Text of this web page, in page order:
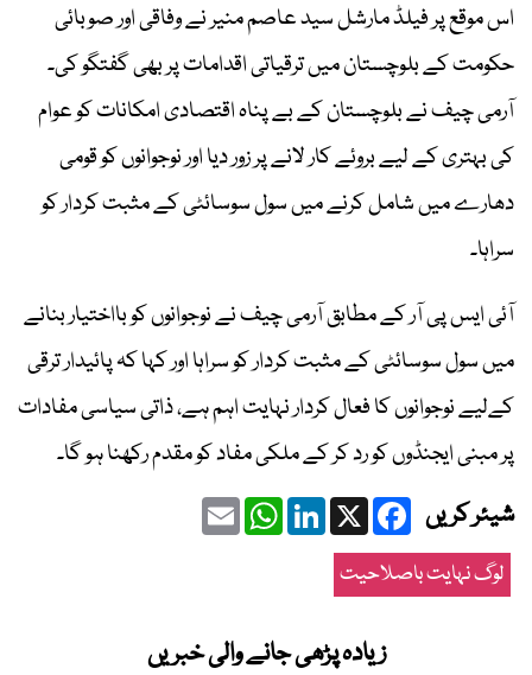
اس موقع پر فیلڈ مارشل سید عاصم منیر نے وفاقی اور صوبائی
حکومت کے بلوچستان میں ترقیاتی اقدامات پر بھی گفتگو کی۔
آرمی چیف نے بلوچستان کے بے پناہ اقتصادی امکانات کو عوام
کی بہتری کے لیے بروئے کار لانے پر زور دیا اور نوجوانوں کو قومی
دھارے میں شامل کرنے میں سول سوسائٹی کے مثبت کردار کو
سراہا۔
آئی ایس پی آر کے مطابق آرمی چیف نے نوجوانوں کو بااختیار بنانے
میں سول سوسائٹی کے مثبت کردار کو سراہا اور کہا کہ پائیدار ترقی
کےلیے نوجوانوں کا فعال کردار نہایت اہم ہے، ذاتی سیاسی مفادات
پر مبنی ایجنڈوں کو رد کر کے ملکی مفاد کو مقدم رکھنا ہو گا۔
شیئر کریں Facebook
X
LinkedIn
WhatsApp
Email
لوگ نہایت باصلاحیت
زیادہ پڑھی جانے والی خبریں